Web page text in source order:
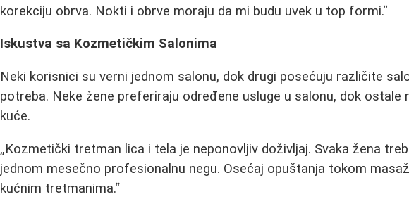
korekciju obrva. Nokti i obrve moraju da mi budu uvek u top formi.
Iskustva sa Kozmetičkim Salonima
Neki korisnici su verni jednom salonu, dok drugi posećuju različite
potreba. Neke žene preferiraju određene usluge u salonu, dok ostale
kuće.
Kozmetički tretman lica i tela je neponovljiv doživljaj. Svaka žena
jednom mesečno profesionalnu negu. Osećaj opuštanja tokom
kućnim tretmanima.